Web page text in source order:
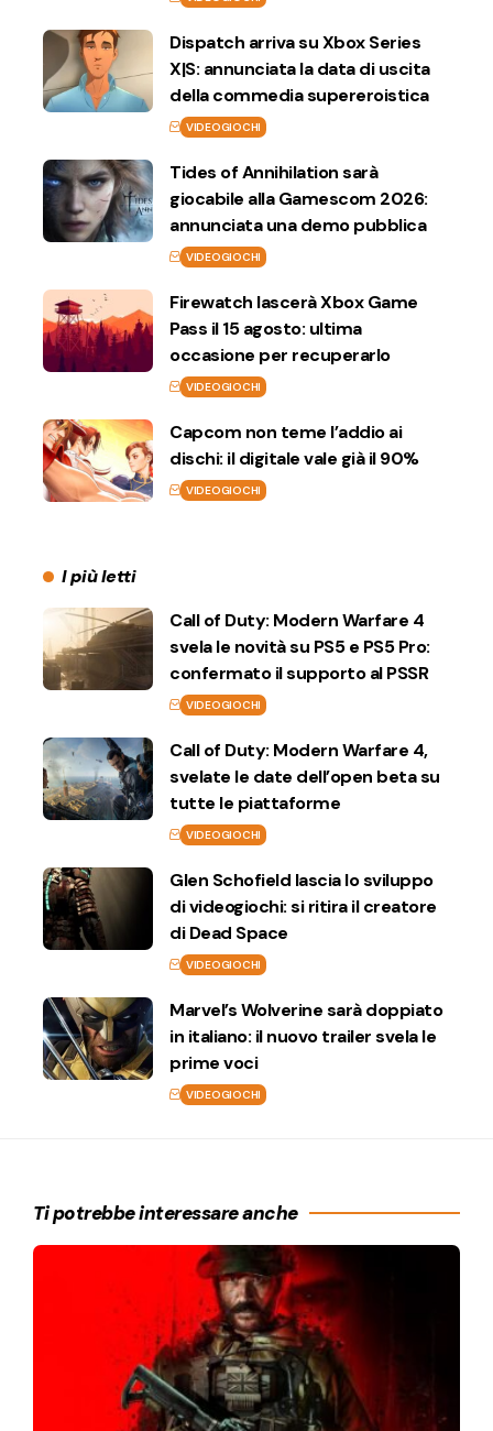
Dispatch arriva su Xbox Series
X|S: annunciata la data di uscita
della commedia supereroistica
VIDEOGIOCHI
Tides of Annihilation sarà
giocabile alla Gamescom 2026:
annunciata una demo pubblica
VIDEOGIOCHI
Firewatch lascerà Xbox Game
Pass il 15 agosto: ultima
occasione per recuperarlo
VIDEOGIOCHI
Capcom non teme l’addio ai
dischi: il digitale vale già il 90%
VIDEOGIOCHI
I più letti
Call of Duty: Modern Warfare 4
svela le novità su PS5 e PS5 Pro:
confermato il supporto al PSSR
VIDEOGIOCHI
Call of Duty: Modern Warfare 4,
svelate le date dell’open beta su
tutte le piattaforme
VIDEOGIOCHI
Glen Schofield lascia lo sviluppo
di videogiochi: si ritira il creatore
di Dead Space
VIDEOGIOCHI
Marvel’s Wolverine sarà doppiato
in italiano: il nuovo trailer svela le
prime voci
VIDEOGIOCHI
Ti potrebbe interessare anche